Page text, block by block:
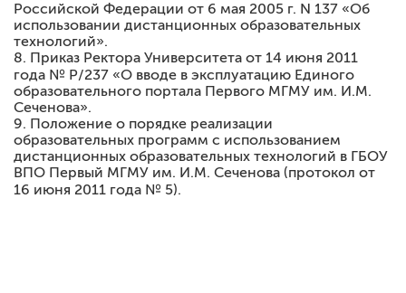
Российской Федерации от 6 мая 2005 г. N 137 «Об
использовании дистанционных образовательных
технологий».
8. Приказ Ректора Университета от 14 июня 2011
года № Р/237 «О вводе в эксплуатацию Единого
образовательного портала Первого МГМУ им. И.М.
Сеченова».
9. Положение о порядке реализации
образовательных программ с использованием
дистанционных образовательных технологий в ГБОУ
ВПО Первый МГМУ им. И.М. Сеченова (протокол от
16 июня 2011 года № 5).